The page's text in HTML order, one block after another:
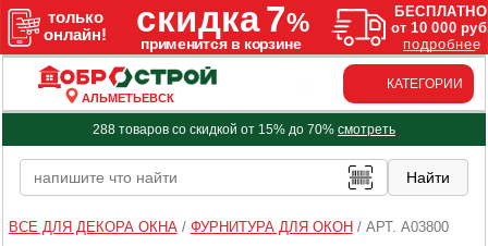
АЛЬМЕТЬЕВСК
КАТЕГОРИИ
288 товаров со скидкой от 15% до 70% смотреть
ВСЕ ДЛЯ ДЕКОРА ОКНА/ ФУРНИТУРА ДЛЯ ОКОН / АРТ. A03800